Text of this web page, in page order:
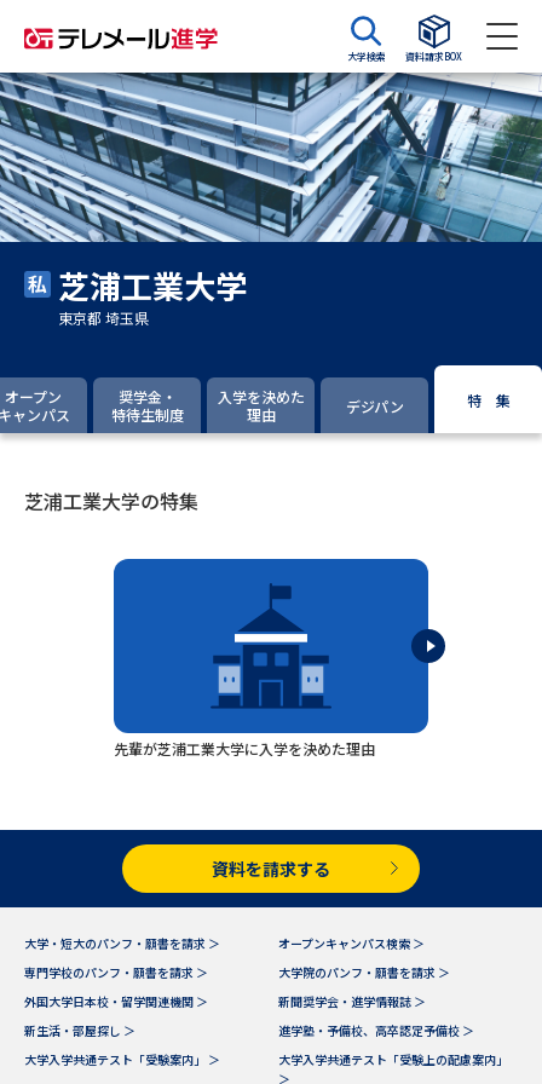
大学検索 資料請求BOX
資料請求 資料検索
大学・短大の資料種類から請求
大学パンフ
過去問題集
大学入学共通テスト「受験案
内」の請求
大学入学共通テスト「受験上の
高等学校卒業程度認定試験
幼稚園教員資格認定試験 小学校教員資格認定試験
大学研究 大学検索
大学で学べる内容や特徴を調べる
新増設大学・学部・学科特集
国際・グローバルに強い大学特
集
芝浦工業大学
東京都 埼玉県
オープン
ャンパス
奨学金・
特待生制度
入学を決めた
理由
デジパン 特 集
芝浦工業大学の特集
先輩が芝浦工業大学に入学を決めた理由
資料を請求する
大学・短大のパンフ・願書を請求 ＞
オープンキャンパス検索 ＞
専門学校のパンフ・願書を請求 ＞
大学院のパンフ・願書を請求 ＞
外国大学日本校・留学関連機関 ＞
新聞奨学会・進学情報誌 ＞
新生活・部屋探し ＞
進学塾・予備校、高卒認定予備校 ＞
大学入学共通テスト「受験案内」 ＞
大学入学共通テスト「受験上の配慮案内」
＞